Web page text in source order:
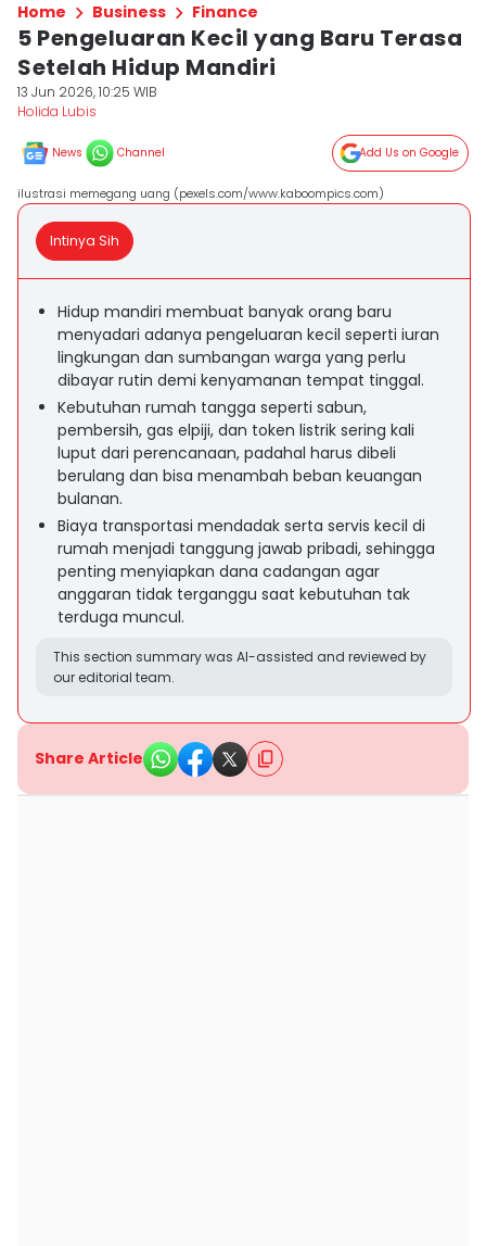
Home Business Finance
5 Pengeluaran Kecil yang Baru Terasa
Setelah Hidup Mandiri
13 Jun 2026, 10:25 WIB
Holida Lubis
News Channel Add Us on Google
ilustrasi memegang uang (pexels.com/www.kaboompics.com)
Intinya Sih
Hidup mandiri membuat banyak orang baru
menyadari adanya pengeluaran kecil seperti iuran
lingkungan dan sumbangan warga yang perlu
dibayar rutin demi kenyamanan tempat tinggal.
Kebutuhan rumah tangga seperti sabun,
pembersih, gas elpiji, dan token listrik sering kali
luput dari perencanaan, padahal harus dibeli
berulang dan bisa menambah beban keuangan
bulanan.
Biaya transportasi mendadak serta servis kecil di
rumah menjadi tanggung jawab pribadi, sehingga
penting menyiapkan dana cadangan agar
anggaran tidak terganggu saat kebutuhan tak
terduga muncul.
This section summary was AI-assisted and reviewed by
our editorial team.
Share Article